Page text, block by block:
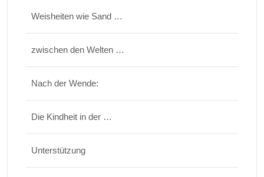
Weisheiten wie Sand …
zwischen den Welten …
Nach der Wende:
Die Kindheit in der …
Unterstützung